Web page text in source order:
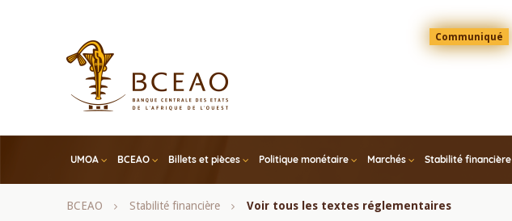
Menu
Top
Communiqué
UMOA BCEAO Billets et pièces Politique monétaire Marchés Stabilité financière
Fil
BCEAO Stabilité financière Voir tous les textes réglementaires